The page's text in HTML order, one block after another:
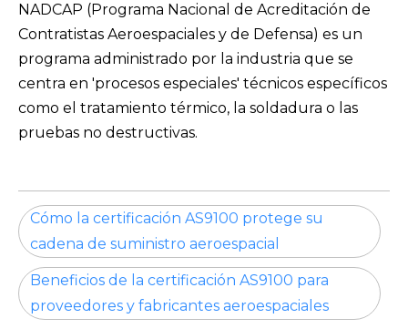
NADCAP (Programa Nacional de Acreditación de
Contratistas Aeroespaciales y de Defensa) es un
programa administrado por la industria que se
centra en 'procesos especiales' técnicos específicos
como el tratamiento térmico, la soldadura o las
pruebas no destructivas.
Cómo la certificación AS9100 protege su
cadena de suministro aeroespacial
Beneficios de la certificación AS9100 para
proveedores y fabricantes aeroespaciales